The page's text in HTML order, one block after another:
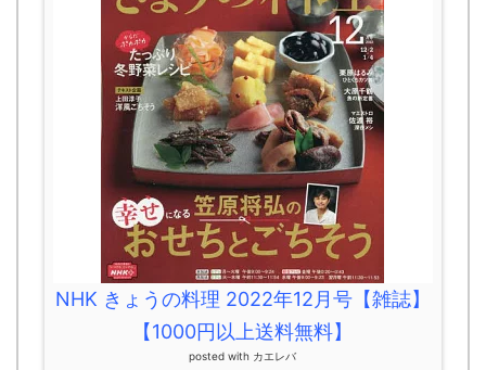
NHK きょうの料理 2022年12月号【雑誌】
【1000円以上送料無料】
posted with カエレバ